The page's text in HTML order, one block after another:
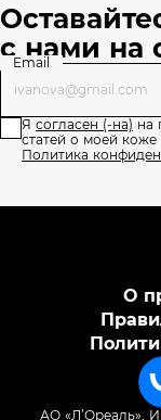
с нами на
Email
Я согласен (-на) на
статей о моей коже
Политика
О
АО «Л’Ореаль»,